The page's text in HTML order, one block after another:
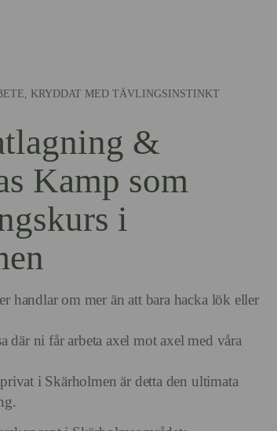
KRYDDAT MED TÄVLINGSINSTINKT
&
Kamp som
i
handlar om mer än att bara hacka lök eller
där ni får arbeta axel mot axel med våra
i Skärholmen är detta den ultimata